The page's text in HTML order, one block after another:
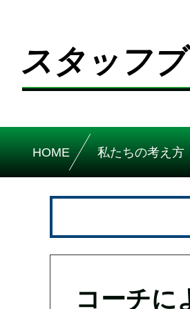
スタッフブ
HOME 私たちの考え方
コーチに